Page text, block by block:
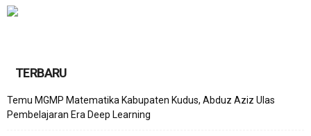
TERBARU
Temu MGMP Matematika Kabupaten Kudus, Abduz Aziz Ulas
Pembelajaran Era Deep Learning